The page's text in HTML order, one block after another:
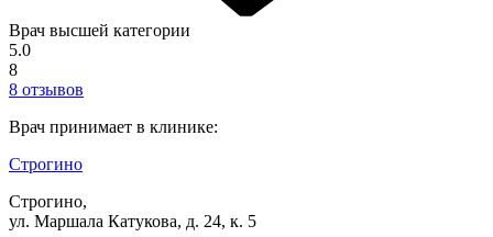
Врач высшей категории
5.0
8
8 отзывов
Врач принимает в клинике:
Строгино
Строгино,
ул. Маршала Катукова, д. 24, к. 5